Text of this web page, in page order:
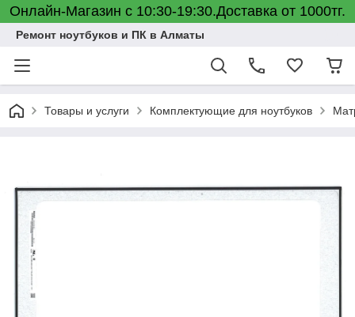
Онлайн-Магазин с 10:30-19:30.Доставка от 1000тг.
Ремонт ноутбуков и ПК в Алматы
Товары и услуги Комплектующие для ноутбуков